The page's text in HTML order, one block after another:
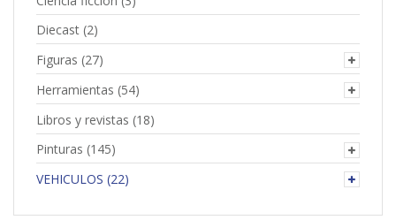
Diecast (2)
Figuras (27)
Herramientas (54)
Libros y revistas (18)
Pinturas (145)
VEHICULOS (22)